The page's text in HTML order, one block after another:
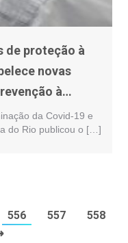
de proteção à
novas
à
da Covid-19 e
do Rio publicou o […]
556 557 558